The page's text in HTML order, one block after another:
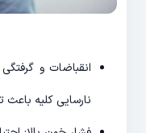
انقباضات و
نارسایی کلیه